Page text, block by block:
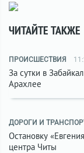
ЧИТАЙТЕ ТАКЖЕ
ПРОИСШЕСТВИЯ
За сутки в
Арахлее
ДОРОГИ И
Остановку
центра Читы